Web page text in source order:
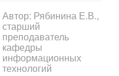
Автор: Рябинина Е.В.,
старший
преподаватель
кафедры
информационных
технологий